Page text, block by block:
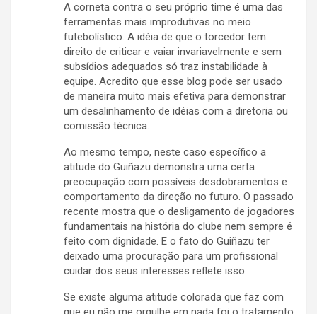
A corneta contra o seu próprio time é uma das
ferramentas mais improdutivas no meio
futebolístico. A idéia de que o torcedor tem
direito de criticar e vaiar invariavelmente e sem
subsídios adequados só traz instabilidade à
equipe. Acredito que esse blog pode ser usado
de maneira muito mais efetiva para demonstrar
um desalinhamento de idéias com a diretoria ou
comissão técnica.
Ao mesmo tempo, neste caso específico a
atitude do Guiñazu demonstra uma certa
preocupação com possíveis desdobramentos e
comportamento da direção no futuro. O passado
recente mostra que o desligamento de jogadores
fundamentais na história do clube nem sempre é
feito com dignidade. E o fato do Guiñazu ter
deixado uma procuração para um profissional
cuidar dos seus interesses reflete isso.
Se existe alguma atitude colorada que faz com